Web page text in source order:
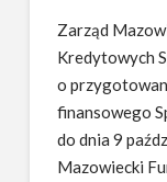
Zarząd
Kredytowych
o
finansowego
do dnia 9
Mazowiecki